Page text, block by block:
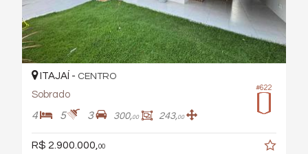
#622
ITAJAÍ - CENTRO
Sobrado
4 5 3 300,00 243,00
R$ 2.900.000, 00